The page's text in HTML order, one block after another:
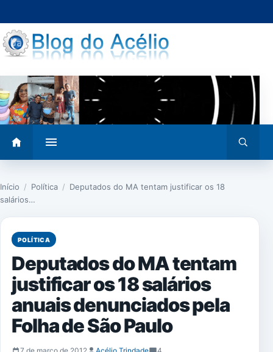
para
o
conteúdo
menu
busca
Início / Política / Deputados do MA tentam justificar os 18
salários…
POLÍTICA
Deputados do MA tentam
justificar os 18 salários
anuais denunciados pela
Folha de São Paulo